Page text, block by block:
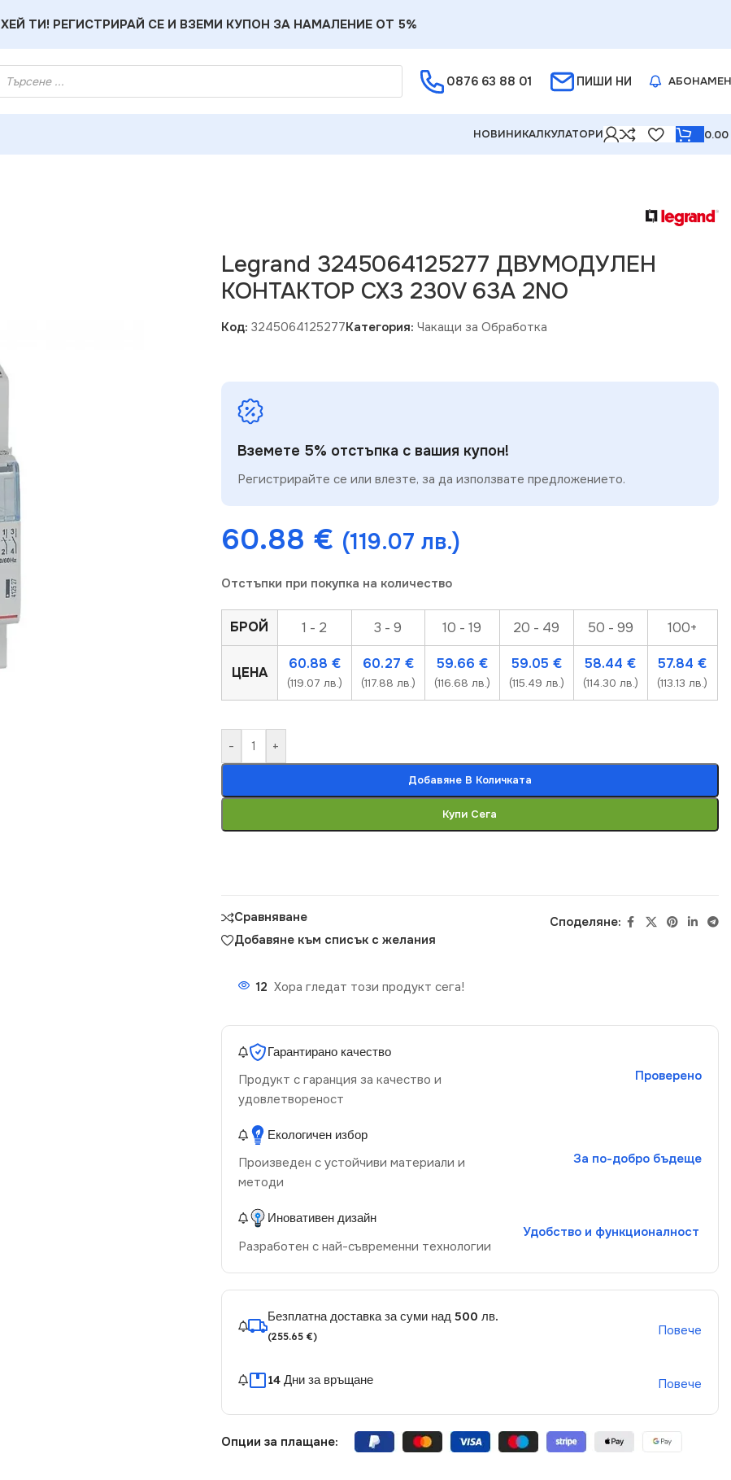
ХЕЙ ТИ! РЕГИСТРИРАЙ СЕ И ВЗЕМИ КУПОН ЗА НАМАЛЕНИЕ ОТ 5%
0876 63 88 01 ПИШИ НИ
НОВИНИКАЛКУЛАТОРИ 0.00
Legrand 3245064125277 ДВУМОДУЛЕН
КОНТАКТОР CX3 230V 63A 2NO
Код: 3245064125277Категория: Чакащи за Обработка
Вземете 5% отстъпка с вашия купон!
Регистрирайте се или влезте, за да използвате предложението.
60.88 € (119.07 лв.)
Отстъпки при покупка на количество
БРОЙ 1 - 2 3 - 9 10 - 19 20 - 49 50 - 99 100+
ЦЕНА
60.88 €
(119.07 лв.)
60.27 €
(117.88 лв.)
59.66 €
(116.68 лв.)
59.05 €
(115.49 лв.)
58.44€
(114.30 лв.)
57.84€
(113.13 лв.)
- +
Добавяне В Количката
Купи Сега
Сравняване
Добавяне към списък с желания
Споделяне:
12 Хора гледат този продукт сега!
Гарантирано качество
Продукт с гаранция за качество и
удовлетвореност
Проверено
Екологичен избор
Произведен с устойчиви материали и
методи
За по-добро бъдеще
Иновативен дизайн
Разработен с най-съвременни технологии
Удобство и функционалност
Безплатна доставка за суми над 500 лв.
(255.65 €) Повече
14 Дни за връщане Повече
Опции за плащане: